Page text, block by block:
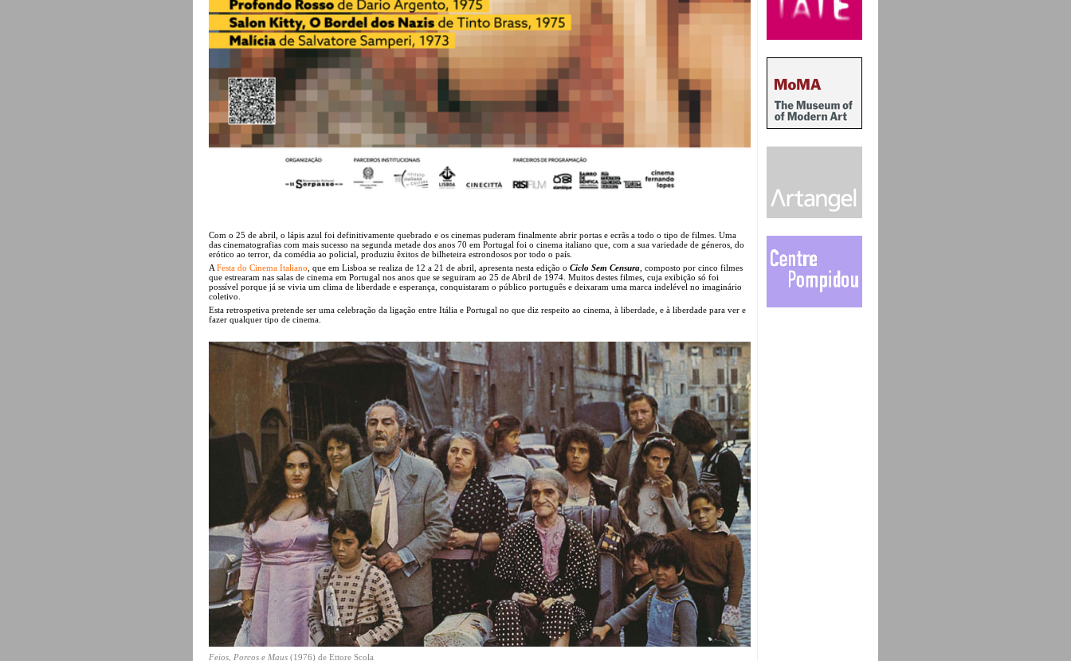
Com o 25 de abril, o lápis azul foi definitivamente quebrado e os cinemas puderam finalmente abrir portas e ecrãs a todo o tipo de filmes. Uma
das cinematografias com mais sucesso na segunda metade dos anos 70 em Portugal foi o cinema italiano que, com a sua variedade de géneros, do
erótico ao terror, da comédia ao policial, produziu êxitos de bilheteira estrondosos por todo o país.
A Festa do Cinema Italiano , que em Lisboa se realiza de 12 a 21 de abril, apresenta nesta edição o Ciclo Sem Censura , composto por cinco filmes
que estrearam nas salas de cinema em Portugal nos anos que se seguiram ao 25 de Abril de 1974. Muitos destes filmes, cuja exibição só foi
possível porque já se vivia um clima de liberdade e esperança, conquistaram o público português e deixaram uma marca indelével no imaginário
coletivo.
Esta retrospetiva pretende ser uma celebração da ligação entre Itália e Portugal no que diz respeito ao cinema, à liberdade, e à liberdade para ver e
fazer qualquer tipo de cinema.
Feios, Porcos e Maus (1976) de Ettore Scola